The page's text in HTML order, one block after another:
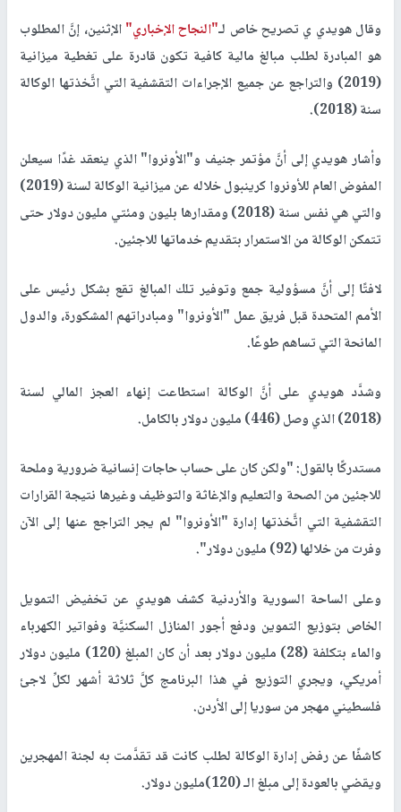
وقال هويدي ي تصريح خاص لـ"النجاح الإخباري"الإثنين، إنَّ المطلوب
هو المبادرة لطلب مبالغ مالية كافية تكون قادرة على تغطية ميزانية
(2019) والتراجع عن جميع الإجراءات التقشفية التي اتَّخذتها الوكالة
سنة (2018).
وأشار هويدي إلى أنَّ مؤتمر جنيف و"الأونروا" الذي ينعقد غدًا سيعلن
المفوض العام للأونروا كرينبول خلاله عن ميزانية الوكالة لسنة (2019)
والتي هي نفس سنة (2018) ومقدارها بليون ومئتي مليون دولار حتى
تتمكن الوكالة من الاستمرار بتقديم خدماتها للاجئين.
لافتًا إلى أنَّ مسؤولية جمع وتوفير تلك المبالغ تقع بشكل رئيس على
الأمم المتحدة قبل فريق عمل "الأونروا" ومبادراتهم المشكورة، والدول
المانحة التي تساهم طوعًا.
وشدَّد هويدي على أنَّ الوكالة استطاعت إنهاء العجز المالي لسنة
(2018) الذي وصل (446) مليون دولار بالكامل.
مستدركًا بالقول: "ولكن كان على حساب حاجات إنسانية ضرورية وملحة
للاجئين من الصحة والتعليم والإغاثة والتوظيف وغيرها نتيجة القرارات
التقشفية التي اتَّخذتها إدارة "الأونروا" لم يجر التراجع عنها إلى الآن
وفرت من خلالها (92) مليون دولار".
وعلى الساحة السورية والأردنية كشف هويدي عن تخفيض التمويل
الخاص بتوزيع التموين ودفع أجور المنازل السكنيَّة وفواتير الكهرباء
والماء بتكلفة (28) مليون دولار بعد أن كان المبلغ (120) مليون دولار
أمريكي، ويجري التوزيع في هذا البرنامج كلَّ ثلاثة أشهر لكلِّ لاجئ
فلسطيني مهجر من سوريا إلى الأردن.
كاشفًا عن رفض إدارة الوكالة لطلب كانت قد تقدَّمت به لجنة المهجرين
ويقضي بالعودة إلى مبلغ الـ (120)مليون دولار.